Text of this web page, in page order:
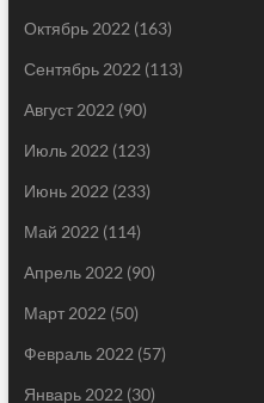
Октябрь 2022 (163)
Сентябрь 2022 (113)
Август 2022 (90)
Июль 2022 (123)
Июнь 2022 (233)
Май 2022 (114)
Апрель 2022 (90)
Март 2022 (50)
Февраль 2022 (57)
Январь 2022 (30)